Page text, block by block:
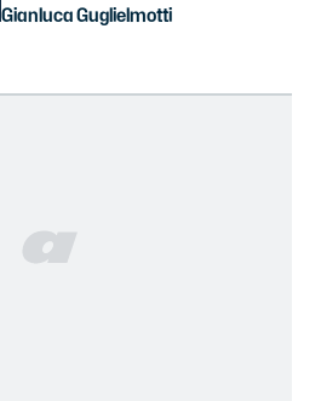
Gianluca Guglielmotti